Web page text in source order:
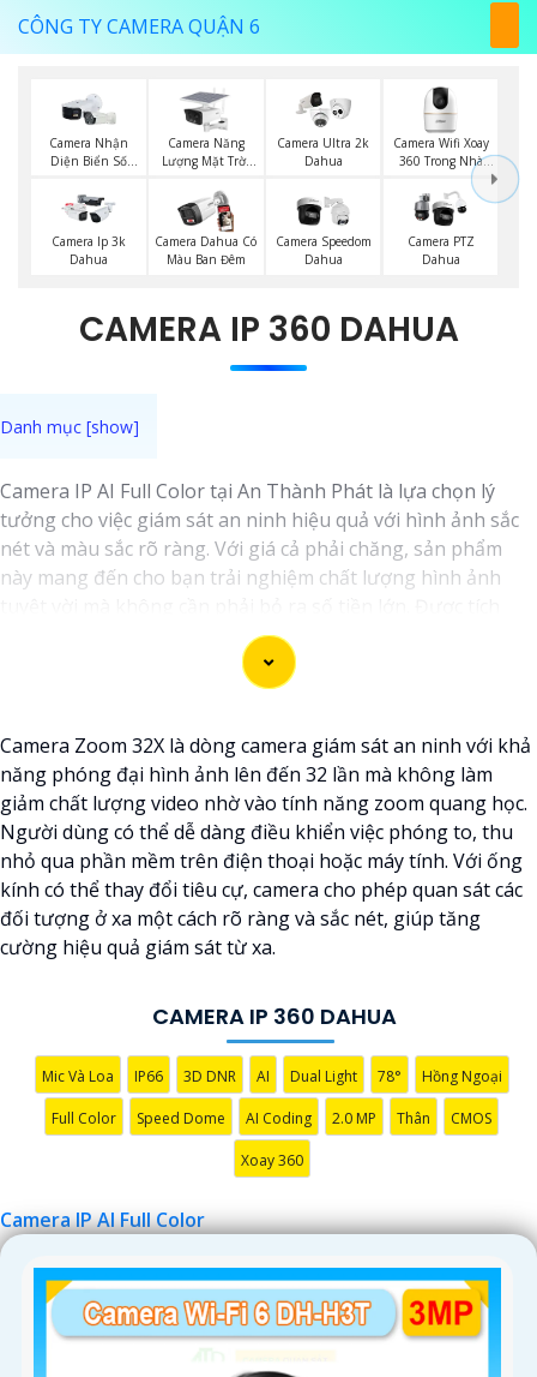
CÔNG TY CAMERA QUẬN 6
Camera Nhận
Diện Biển Số
Camera Năng
Lượng Mặt Trời
Camera Ultra 2k
Dahua
Camera Wifi Xoay
360 Trong Nhà
Camera Ip 3k
Dahua
Camera Dahua Có
Màu Ban Đêm
Camera Speedom
Dahua
Camera PTZ
Dahua
CAMERA IP 360 DAHUA
Camera IP AI Full Color tại An Thành Phát là lựa chọn lý
tưởng cho việc giám sát an ninh hiệu quả với hình ảnh sắc
nét và màu sắc rõ ràng. Với giá cả phải chăng, sản phẩm
này mang đến cho bạn trải nghiệm chất lượng hình ảnh
hợp công nghệ trí tuệ nhân tạo (AI), camera này giúp nhận
diện chính xác các chi tiết trong hình ảnh mà không cần ánh
sáng hồng ngoại, giúp tiết kiệm năng lượng và có độ nhạy
toàn.
Camera Zoom 32X là dòng camera giám sát an ninh với khả
năng phóng đại hình ảnh lên đến 32 lần mà không làm
giảm chất lượng video nhờ vào tính năng zoom quang học.
Người dùng có thể dễ dàng điều khiển việc phóng to, thu
nhỏ qua phần mềm trên điện thoại hoặc máy tính. Với ống
kính có thể thay đổi tiêu cự, camera cho phép quan sát các
đối tượng ở xa một cách rõ ràng và sắc nét, giúp tăng
cường hiệu quả giám sát từ xa.
CAMERA IP 360 DAHUA
Mic Và Loa IP66 3D DNR AI Dual Light 78° Hồng Ngoại
Full Color Speed Dome AI Coding 2.0 MP Thân CMOS
Xoay 360
Camera IP AI Full Color